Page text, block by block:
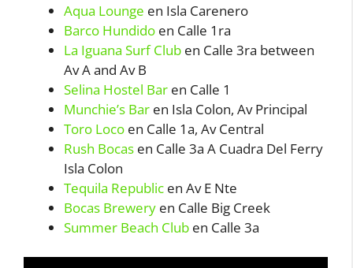
Aqua Lounge en Isla Carenero
Barco Hundido en Calle 1ra
La Iguana Surf Club en Calle 3ra between
Av A and Av B
Selina Hostel Bar en Calle 1
Munchie’s Bar en Isla Colon, Av Principal
Toro Loco en Calle 1a, Av Central
Rush Bocas en Calle 3a A Cuadra Del Ferry
Isla Colon
Tequila Republic en Av E Nte
Bocas Brewery en Calle Big Creek
Summer Beach Club en Calle 3a